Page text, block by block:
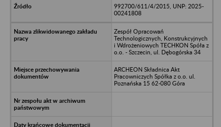
992700/611/4/2015, UNP: 2025-
00241808
Zespół Opracowań
Technologicznych, Konstrukcyjnych
i Wdrożeniowych TECHKON Spóła z
o.o. - Szczecin, ul. Dębogórska 34
ARCHEON Składnica Akt
Pracowniczych Spółka z o.o. ul.
Poznańska 15 62-080 Góra